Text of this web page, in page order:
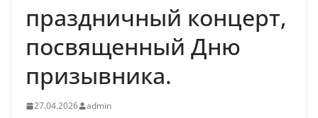
праздничный концерт,
посвященный Дню
призывника.
27.04.2026 admin